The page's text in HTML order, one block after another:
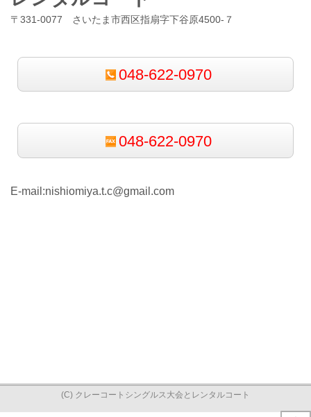
〒331-0077 さいたま市西区指扇字下谷原4500-７
048-622-0970
048-622-0970
E-mail:nishiomiya.t.c@gmail.com
(C) クレーコートシングルス大会とレンタルコート